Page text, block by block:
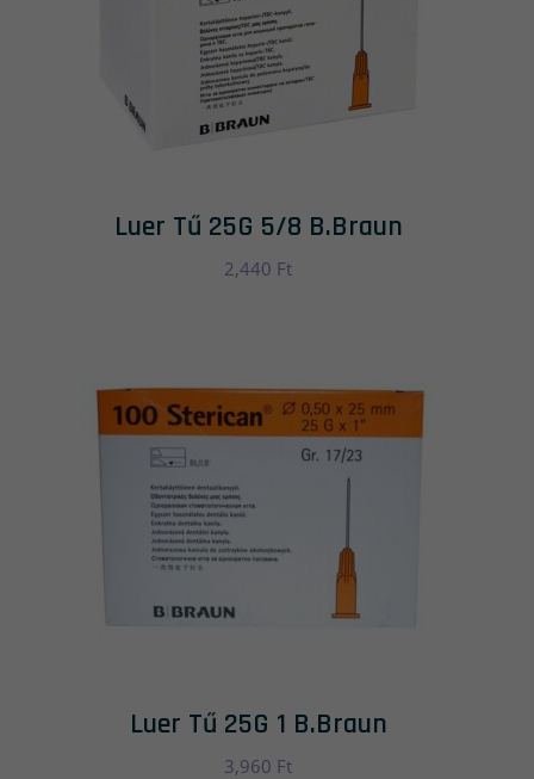
Luer Tű 25G 5/8 B.Braun
2,440 Ft
Luer Tű 25G 1 B.Braun
3,960 Ft